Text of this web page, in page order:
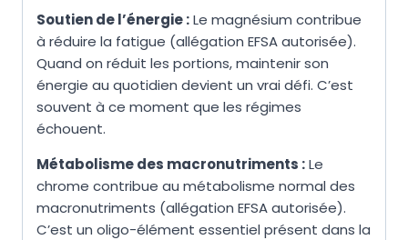
Soutien de l’énergie :Le magnésium contribue
à réduire la fatigue (allégation EFSA autorisée).
Quand on réduit les portions, maintenir son
énergie au quotidien devient un vrai défi. C’est
souvent à ce moment que les régimes
échouent.
Métabolisme des macronutriments :Le
chrome contribue au métabolisme normal des
macronutriments (allégation EFSA autorisée).
C’est un oligo-élément essentiel présent dans la